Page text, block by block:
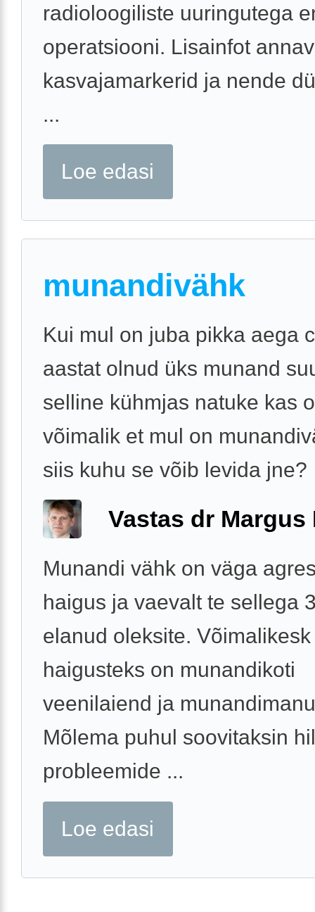
radioloogiliste uuringutega
operatsiooni. Lisainfot
kasvajamarkerid ja nende
...
Loe edasi
munandivähk
Kui mul on juba pikka aega
aastat olnud üks munand
selline kühmjas natuke kas
võimalik et mul on
siis kuhu se võib levida jne?
Vastas dr Margus
Munandi vähk on väga
haigus ja vaevalt te sellega
elanud oleksite. Võimalikesk
haigusteks on munandikoti
veenilaiend ja
Mõlema puhul soovitaksin
probleemide ...
Loe edasi